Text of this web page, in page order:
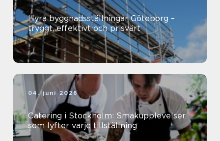
Hyra byggnadsställningar Göteborg –
tryggt, effektivt och prisvärt
04. juni 2026
Catering i Stockholm: Smakupplevelser
som lyfter varje tillställning